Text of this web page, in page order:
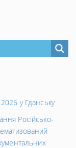
у Гданську
Російсько-